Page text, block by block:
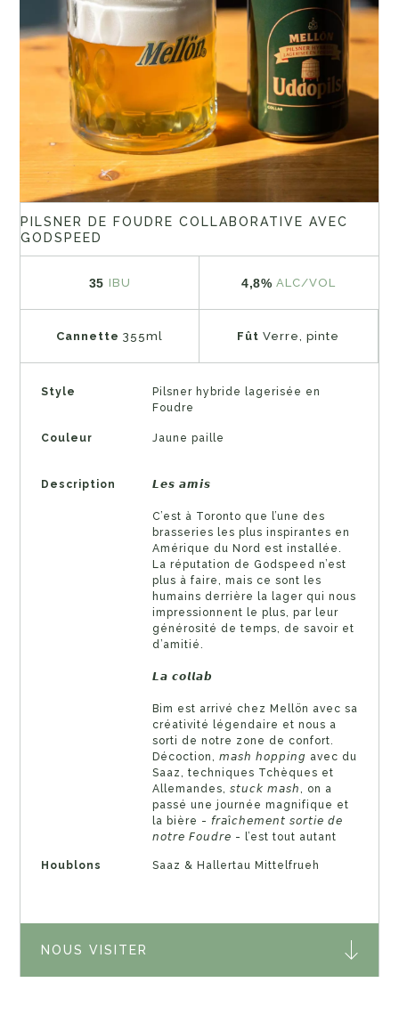
PILSNER DE FOUDRE COLLABORATIVE AVEC
GODSPEED
35 IBU 4,8% ALC/VOL
Cannette355ml FûtVerre, pinte
Style
Pilsner hybride lagerisée en
Foudre
Couleur Jaune paille
Description 𝙇𝙚𝙨 𝙖𝙢𝙞𝙨
C’est à Toronto que l’une des
brasseries les plus inspirantes en
Amérique du Nord est installée.
La réputation de Godspeed n’est
plus à faire, mais ce sont les
humains derrière la lager qui nous
impressionnent le plus, par leur
générosité de temps, de savoir et
d’amitié.
𝙇𝙖 𝙘𝙤𝙡𝙡𝙖𝙗
Bim est arrivé chez Mellön avec sa
créativité légendaire et nous a
sorti de notre zone de confort.
Décoction, 𝘮𝘢𝘴𝘩 𝘩𝘰𝘱𝘱𝘪𝘯𝘨 avec du
Saaz, techniques Tchèques et
Allemandes, 𝘴𝘵𝘶𝘤𝘬 𝘮𝘢𝘴𝘩, on a
passé une journée magnifique et
la bière - 𝘧𝘳𝘢î𝘤𝘩𝘦𝘮𝘦𝘯𝘵 𝘴𝘰𝘳𝘵𝘪𝘦 𝘥𝘦
𝘯𝘰𝘵𝘳𝘦 𝘍𝘰𝘶𝘥𝘳𝘦 - l’est tout autant
Houblons Saaz & Hallertau Mittelfrueh
NOUS VISITER